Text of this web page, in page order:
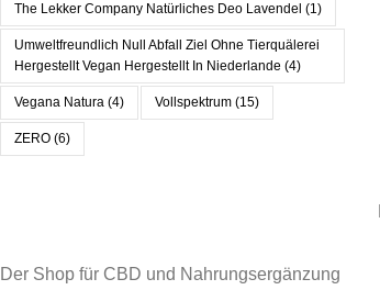
The Lekker Company Natürliches Deo Lavendel (1)
Umweltfreundlich Null Abfall Ziel Ohne Tierquälerei
Hergestellt Vegan Hergestellt In Niederlande (4)
Vegana Natura (4) Vollspektrum (15)
ZERO (6)
Der Shop für CBD und Nahrungsergänzung